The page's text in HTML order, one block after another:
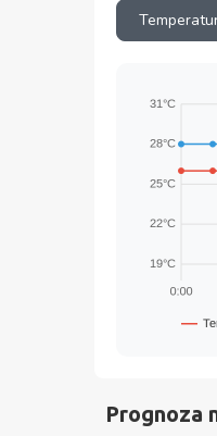
Prognoza